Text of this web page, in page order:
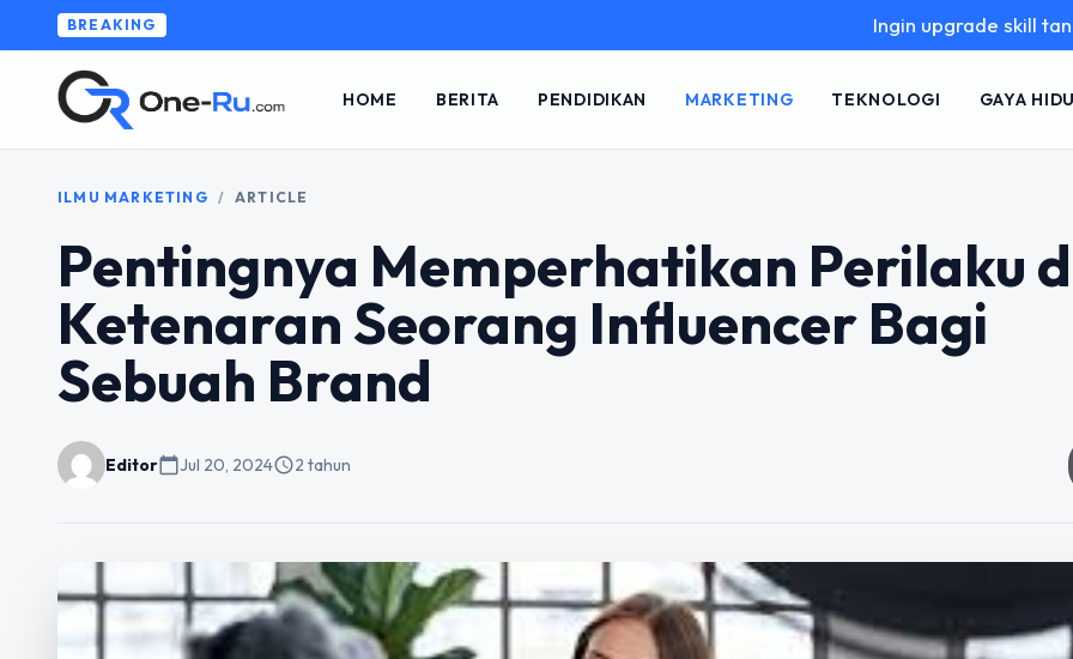
BREAKING Ingin upgrade skill tanpa
HOME BERITA PENDIDIKAN MARKETING TEKNOLOGI GAYA
ILMU MARKETING / ARTICLE
Pentingnya Memperhatikan Perilaku
Ketenaran Seorang Influencer Bagi
Sebuah Brand
Editorcalendar_today Jul 20, 2024schedule2 tahun